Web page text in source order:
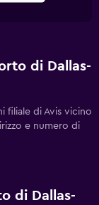
di Dallas-
filiale di Avis vicino
e numero di
di Dallas-